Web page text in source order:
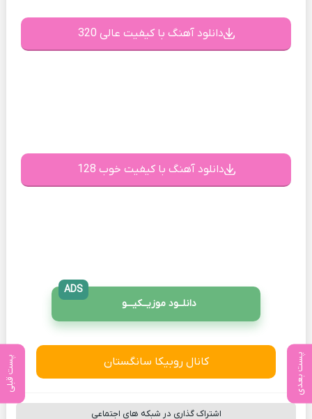
پست بعدی پست قبلی
دانلود آهنگ با کیفیت عالی 320
دانلود آهنگ با کیفیت خوب 128
دانلــود موزیــکیـــو
ADS
کانال روبیکا سانگستان
اشتراک گذاری در شبکه های اجتماعی